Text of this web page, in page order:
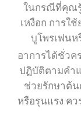
ในกรณีที่คุณรู้
เหงือก การใ
บูโพรเฟนห
อาการได้ชั่วค
ปฏิบัติตามคำ
ช่วยรักษาต้น
หรือรุนแรง ค